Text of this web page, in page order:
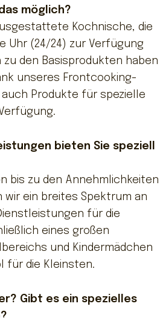
möglich?
Kochnische, die
Uhr (24/24) zur Verfügung
den Basisprodukten haben
unseres Frontcooking-
Produkte für spezielle
bieten Sie speziell
bis zu den Annehmlichkeiten
wir ein breites Spektrum an
für die
eines großen
und Kindermädchen
für die Kleinsten.
Gibt es ein spezielles